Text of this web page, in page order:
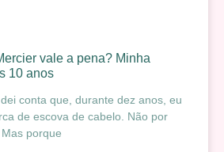
vale a pena? Minha
10 anos
conta que, durante dez anos, eu
de escova de cabelo. Não por
porque